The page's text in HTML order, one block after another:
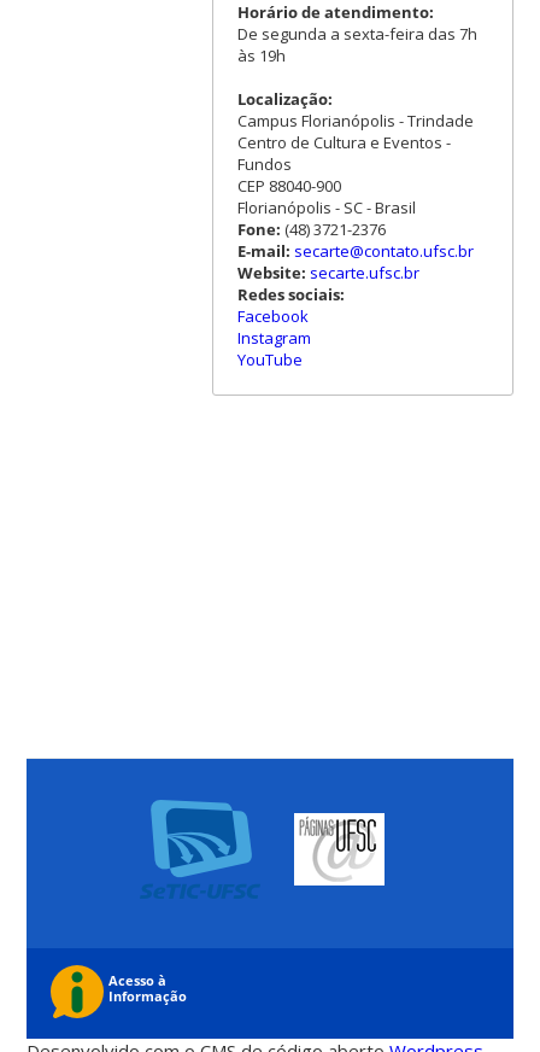
Horário de atendimento:
De segunda a sexta-feira das 7h
às 19h
Localização:
Campus Florianópolis - Trindade
Centro de Cultura e Eventos -
Fundos
CEP 88040-900
Florianópolis - SC - Brasil
Fone: (48) 3721-2376
E-mail: secarte@contato.ufsc.br
Website: secarte.ufsc.br
Redes sociais:
Facebook
Instagram
YouTube